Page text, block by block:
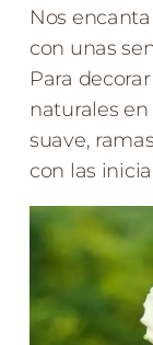
Nos
con unas
Para
naturales
suave,
con las